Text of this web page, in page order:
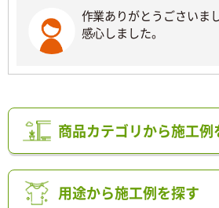
作業ありがとうごさいま
感心しました。
商品カテゴリから施工例
用途から施工例を探す